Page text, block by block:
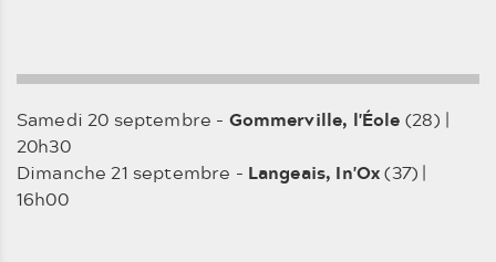
Samedi 20 septembre - Gommerville, l'Éole (28) |
20h30
Dimanche 21 septembre - Langeais, In'Ox(37) |
16h00